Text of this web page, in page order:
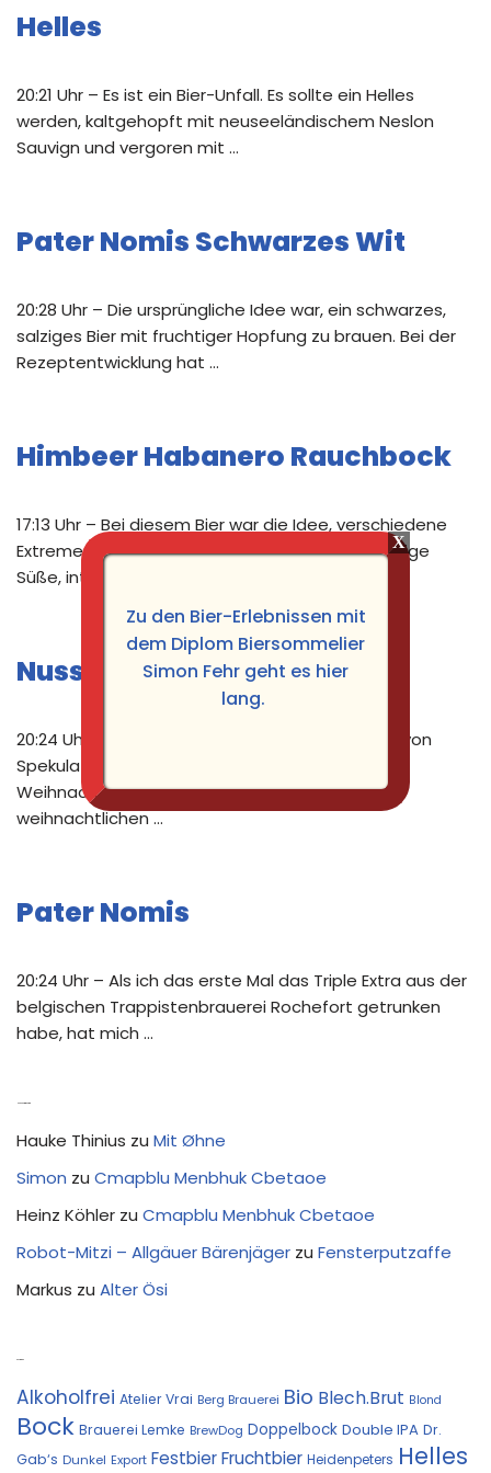
Helles
20:21 Uhr – Es ist ein Bier-Unfall. Es sollte ein Helles
werden, kaltgehopft mit neuseeländischem Neslon
Sauvign und vergoren mit …
Pater Nomis Schwarzes Wit
20:28 Uhr – Die ursprüngliche Idee war, ein schwarzes,
salziges Bier mit fruchtiger Hopfung zu brauen. Bei der
Rezeptentwicklung hat …
Himbeer Habanero Rauchbock
17:13 Uhr – Bei diesem Bier war die Idee, verschiedene
Extreme in einer Flasche zu vereinen. Also fruchtige
Süße, intensive …
Nussecken Festbier
20:24 Uhr – In der Weihnachtsgebäck-Tradition von
Spekulatius und Lebkuchen stand auch mein
Weihnachtsbier 2023 wieder im Zeichen einer
weihnachtlichen …
Pater Nomis
20:24 Uhr – Als ich das erste Mal das Triple Extra aus der
belgischen Trappistenbrauerei Rochefort getrunken
habe, hat mich …
Hauke Thinius zu Mit Øhne
Simon zu Cmapblu Menbhuk Cbetaoe
Heinz Köhler zu Cmapblu Menbhuk Cbetaoe
Robot-Mitzi – Allgäuer Bärenjäger zu Fensterputzaffe
Markus zu Alter Ösi
Alkoholfrei Atelier Vrai Berg Brauerei Bio Blech.Brut Blond
Bock Brauerei Lemke BrewDog Doppelbock Double IPA Dr.
Gab‘s Dunkel Export FestbierFruchtbier Heidenpeters Helles
Zu den Bier-Erlebnissen mit
dem Diplom Biersommelier
Simon Fehr geht es hier
lang.